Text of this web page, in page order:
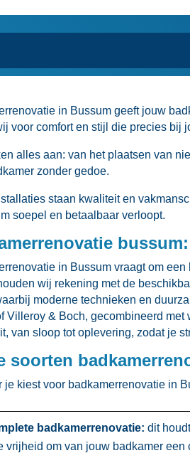
in Bussum geeft jouw
voor comfort en stijl die precies bij
alles aan: van het plaatsen van
zonder gedoe.​
staan kwaliteit en
soepel en betaalbaar verloopt.​
in Bussum vraagt om
wij rekening met de
moderne technieken en
Villeroy & Boch, gecombineerd
van sloop tot oplevering, zodat je
soorten
je kiest voor badkamerrenovatie in
badkamerrenovatie: dit
vrijheid om van jouw badkamer